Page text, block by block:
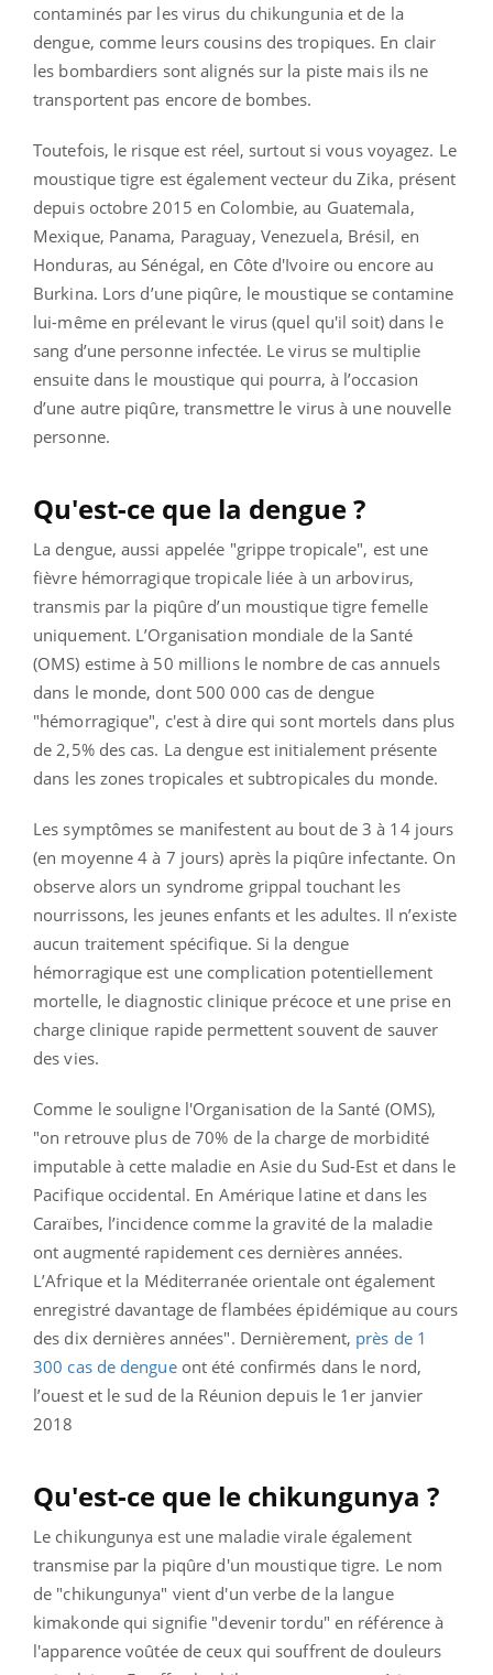
contaminés par les virus du chikungunia et de la
dengue, comme leurs cousins des tropiques. En clair
les bombardiers sont alignés sur la piste mais ils ne
transportent pas encore de bombes.
Toutefois, le risque est réel, surtout si vous voyagez. Le
moustique tigre est également vecteur du Zika, présent
depuis octobre 2015 en Colombie, au Guatemala,
Mexique, Panama, Paraguay, Venezuela, Brésil, en
Honduras, au Sénégal, en Côte d'Ivoire ou encore au
Burkina. Lors d’une piqûre, le moustique se contamine
lui-même en prélevant le virus (quel qu'il soit) dans le
sang d’une personne infectée. Le virus se multiplie
ensuite dans le moustique qui pourra, à l’occasion
d’une autre piqûre, transmettre le virus à une nouvelle
personne.
Qu'est-ce que la dengue ?
La dengue, aussi appelée "grippe tropicale", est une
fièvre hémorragique tropicale liée à un arbovirus,
transmis par la piqûre d’un moustique tigre femelle
uniquement. L’Organisation mondiale de la Santé
(OMS) estime à 50 millions le nombre de cas annuels
dans le monde, dont 500 000 cas de dengue
"hémorragique", c'est à dire qui sont mortels dans plus
de 2,5% des cas. La dengue est initialement présente
dans les zones tropicales et subtropicales du monde.
Les symptômes se manifestent au bout de 3 à 14 jours
(en moyenne 4 à 7 jours) après la piqûre infectante. On
observe alors un syndrome grippal touchant les
nourrissons, les jeunes enfants et les adultes. Il n’existe
aucun traitement spécifique. Si la dengue
hémorragique est une complication potentiellement
mortelle, le diagnostic clinique précoce et une prise en
charge clinique rapide permettent souvent de sauver
des vies.
Comme le souligne l'Organisation de la Santé (OMS),
"on retrouve plus de 70% de la charge de morbidité
imputable à cette maladie en Asie du Sud-Est et dans le
Pacifique occidental. En Amérique latine et dans les
Caraïbes, l’incidence comme la gravité de la maladie
ont augmenté rapidement ces dernières années.
L’Afrique et la Méditerranée orientale ont également
enregistré davantage de flambées épidémique au cours
des dix dernières années". Dernièrement, près de 1
300 cas de dengueont été confirmés dans le nord,
l’ouest et le sud de la Réunion depuis le 1er janvier
2018
Qu'est-ce que le chikungunya ?
Le chikungunya est une maladie virale également
transmise par la piqûre d'un moustique tigre. Le nom
de "chikungunya" vient d'un verbe de la langue
kimakonde qui signifie "devenir tordu" en référence à
l'apparence voûtée de ceux qui souffrent de douleurs